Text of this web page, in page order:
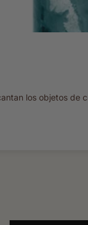
los objetos de